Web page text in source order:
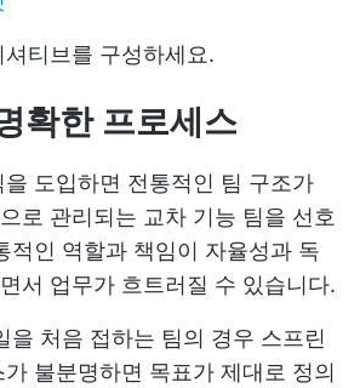
티브를 구성하세요.
확한 프로세스
도입하면 전통적인 팀 구조가
로 관리되는 교차 기능 팀을 선호
적인 역할과 책임이 자율성과 독
서 업무가 흐트러질 수 있습니다.
을 처음 접하는 팀의 경우 스프린
불분명하면 목표가 제대로 정의